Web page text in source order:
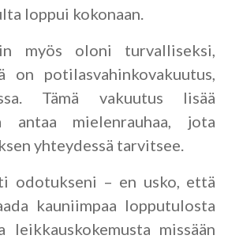
loppui kokonaan.
myös oloni turvalliseksi,
on potilasvahinkovakuutus,
Tämä vakuutus lisää
antaa mielenrauhaa, jota
yhteydessä tarvitsee.
odotukseni – en usko, että
kauniimpaa lopputulosta
leikkauskokemusta missään